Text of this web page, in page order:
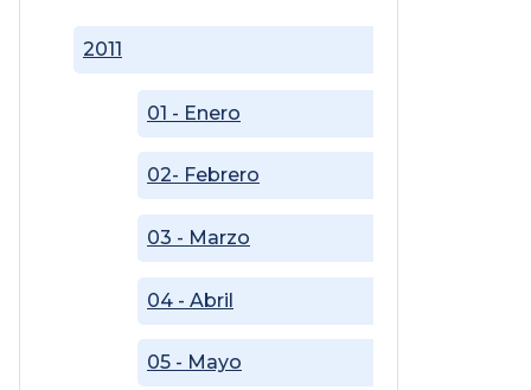
2011
01 - Enero
02- Febrero
03 - Marzo
04 - Abril
05 - Mayo